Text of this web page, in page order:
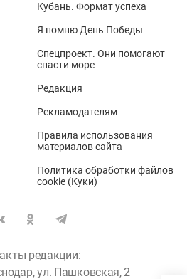
Кубань. Формат успеха
Я помню День Победы
Спецпроект. Они помогают
спасти море
Редакция
Рекламодателям
Правила использования
материалов сайта
Политика обработки файлов
cookie (Куки)
редакции:
ул. Пашковская, 2